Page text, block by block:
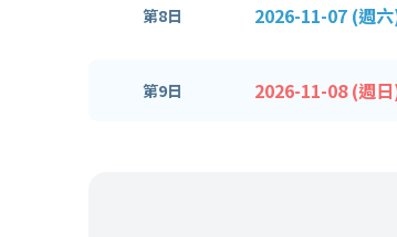
第8日 2026-11-07 (週
第9日 2026-11-08 (週